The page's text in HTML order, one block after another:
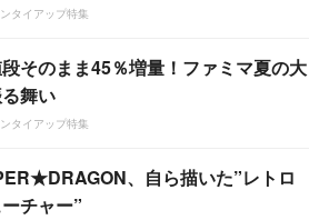
タイアップ特集
そのまま45％増量！ファミマ夏の大
舞い
タイアップ特集
、自ら描いた”レトロ
チャー”